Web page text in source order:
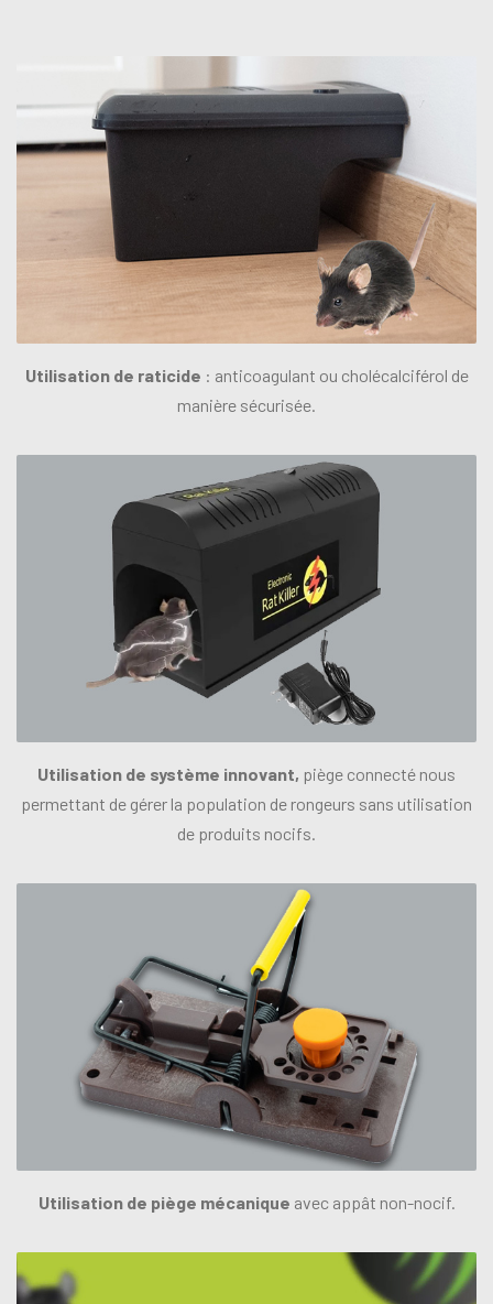
Utilisation de raticide : anticoagulant ou cholécalciférol de
manière sécurisée.
Utilisation de système innovant, piège connecté nous
permettant de gérer la population de rongeurs sans utilisation
de produits nocifs.
Utilisation de piège mécanique avec appât non-nocif.